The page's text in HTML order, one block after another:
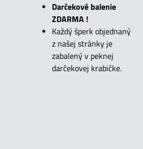
Darčekové balenie
ZDARMA !
Každý šperk objednaný
z našej stránky je
zabalený v peknej
darčekovej krabičke.